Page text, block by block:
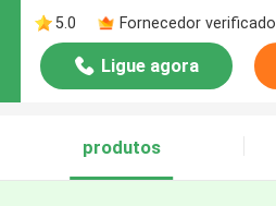
5.0
Fornecedor verificado
Ligue agora
produtos